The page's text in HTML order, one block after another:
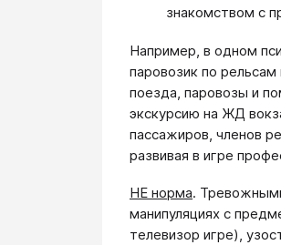
знакомством с
Например, в одном
паровозик по
поезда, паровозы и
экскурсию на ЖД
пассажиров, членов
развивая в игре
НЕ норма.
манипуляциях с
телевизор игре),